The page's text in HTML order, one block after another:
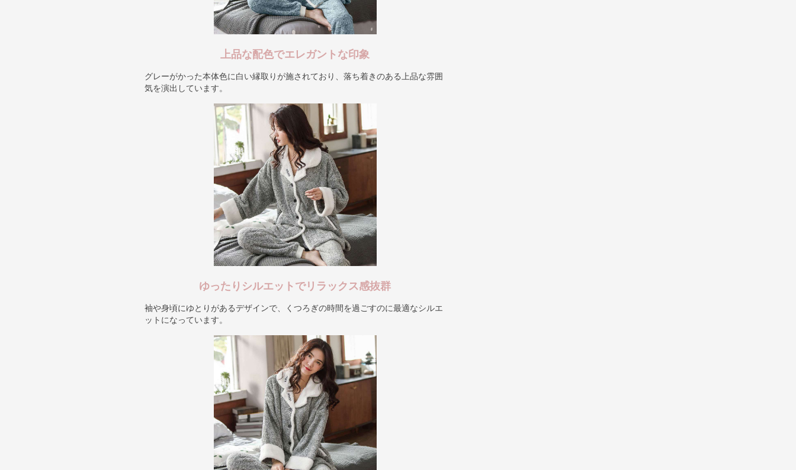
上品な配色でエレガントな印象
グレーがかった本体色に白い縁取りが施されており、落ち着きのある上品な雰囲
気を演出しています。
ゆったりシルエットでリラックス感抜群
袖や身頃にゆとりがあるデザインで、くつろぎの時間を過ごすのに最適なシルエ
ットになっています。